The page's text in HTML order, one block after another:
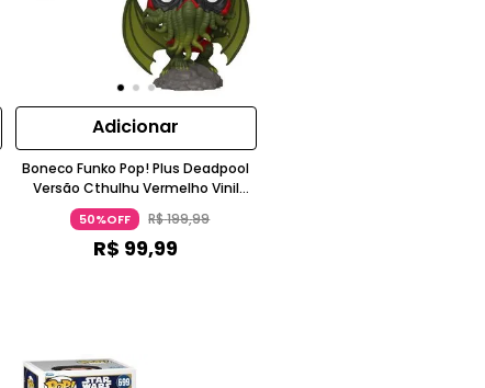
Adicionar
Boneco Funko Pop! Plus Deadpool
Versão Cthulhu Vermelho Vinil
Funko
50%OFF R$199,99
R$ 99,99